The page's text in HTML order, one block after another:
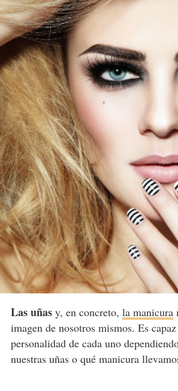
Las uñasy, en concreto, la manicura
imagen de nosotros mismos. Es
personalidad de cada uno
nuestras uñas o qué manicura